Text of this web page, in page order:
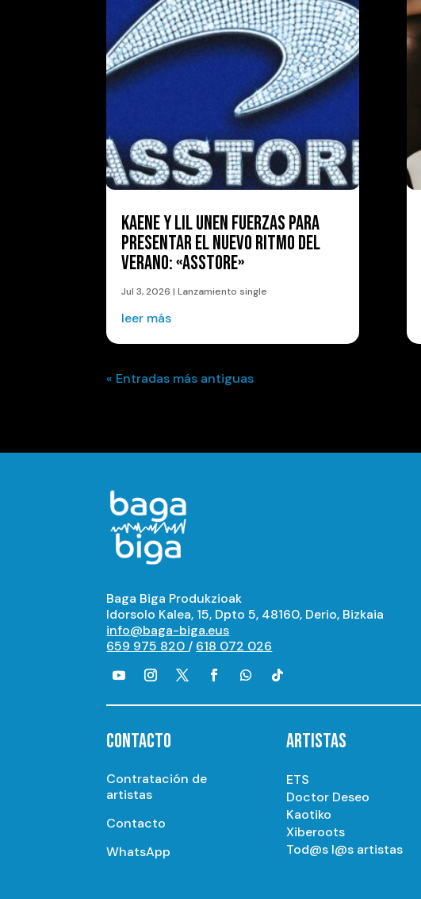
KAENE Y LIL UNEN FUERZAS PARA
PRESENTAR EL NUEVO RITMO DEL
VERANO: «ASSTORE»
Jul 3, 2026 |Lanzamiento single
leer más
« Entradas más antiguas
Baga Biga Produkzioak
Idorsolo Kalea, 15, Dpto 5, 48160, Derio, Bizkaia
info@baga-biga.eus
659 975 820/ 618 072 026
CONTACTO
Contratación de
artistas
Contacto
WhatsApp
ARTISTAS
ETS
Doctor Deseo
Kaotiko
Xiberoots
Tod@s l@s artistas